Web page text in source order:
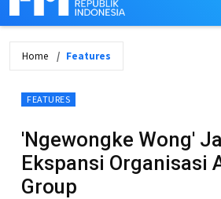
Home Features
FEATURES
'Ngewongke Wong'
Ekspansi Organisasi
Group